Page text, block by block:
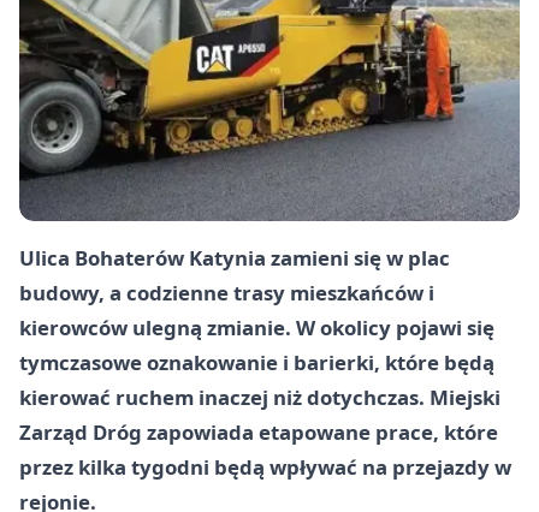
Ulica Bohaterów Katynia zamieni się w plac
budowy, a codzienne trasy mieszkańców i
kierowców ulegną zmianie. W okolicy pojawi się
tymczasowe oznakowanie i barierki, które będą
kierować ruchem inaczej niż dotychczas. Miejski
Zarząd Dróg zapowiada etapowane prace, które
przez kilka tygodni będą wpływać na przejazdy w
rejonie.